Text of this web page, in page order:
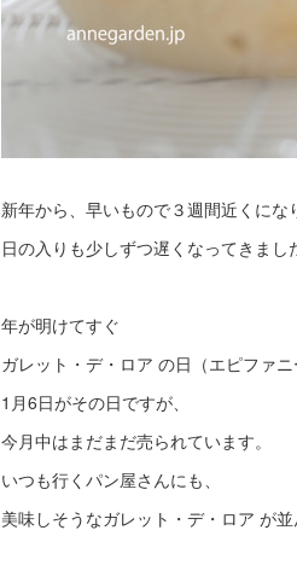
新年から、早いもので３週間近くにな
日の入りも少しずつ遅くなってきまし
年が明けてすぐ
ガレット・デ・ロア の日（エピファニ
1月6日がその日ですが、
今月中はまだまだ売られています。
いつも行くパン屋さんにも、
美味しそうなガレット・デ・ロア が並